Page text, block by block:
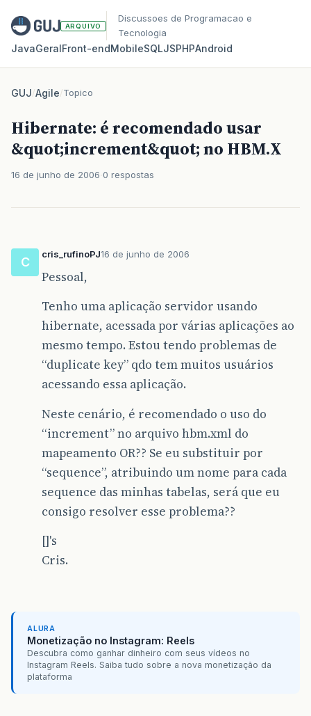
ARQUIVO
Discussoes de Programacao e
Tecnologia
JavaGeralFront‑endMobileSQLJSPHPAndroid
GUJ/Agile/Topico
Hibernate: é recomendado usar
&quot;increment&quot; no HBM.X
16 de junho de 2006 0 respostas
C
cris_rufinoPJ16 de junho de 2006
Pessoal,
Tenho uma aplicação servidor usando
hibernate, acessada por várias aplicações ao
mesmo tempo. Estou tendo problemas de
“duplicate key” qdo tem muitos usuários
acessando essa aplicação.
Neste cenário, é recomendado o uso do
“increment” no arquivo hbm.xml do
mapeamento OR?? Se eu substituir por
“sequence”, atribuindo um nome para cada
sequence das minhas tabelas, será que eu
consigo resolver esse problema??
[]'s
Cris.
ALURA
Monetização no Instagram: Reels
Descubra como ganhar dinheiro com seus vídeos no
Instagram Reels. Saiba tudo sobre a nova monetização da
plataforma